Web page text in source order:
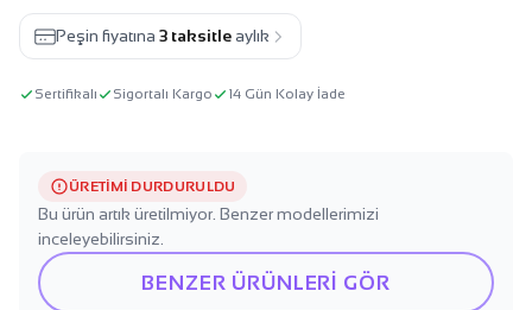
Peşin fiyatına 3 taksitle aylık
Sertifikalı Sigortalı Kargo 14 Gün Kolay İade
ÜRETIMI DURDURULDU
Bu ürün artık üretilmiyor. Benzer modellerimizi
inceleyebilirsiniz.
BENZER ÜRÜNLERİ GÖR